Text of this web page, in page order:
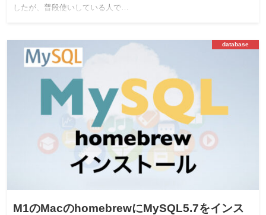
したが、普段使いしている人で…
database
M1のMacのhomebrewにMySQL5.7をインス